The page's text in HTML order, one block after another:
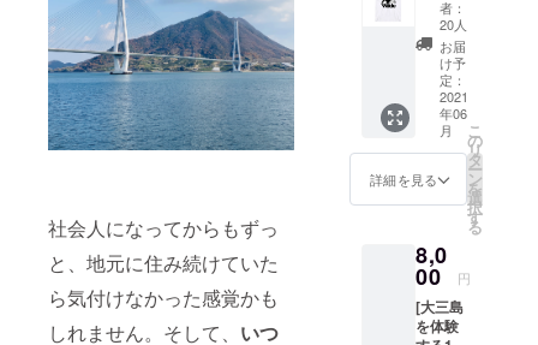
社会人になってからもずっ
と、地元に住み続けていた
ら気付けなかった感覚かも
しれません。そして、 いつ
完成形
は届い
てから
のお楽
しみ♪心
を込め
てお作
り致し
ます。
ピアス
クレ
ス、一
つずつ
のセッ
トで
ンクを
差し色
に。ブ
ラック
とのコ
ントラ
ストが
ミニマ
ルだが
に。
バック
Wildeの
ロゴ入
にWilde
チーム
が自分
達で撮
影した
写真を
用いた
ショッ
プオリ
ジナルT
もじゃ
の男性
がWilde
のサン
グラス
者：
20人
お届
け予
定：
2021
年06
月
詳細を見る
こ
の
リ
タ
ー
ン
を
選
択
す
る
8,0
00 円
[大三島
を体験